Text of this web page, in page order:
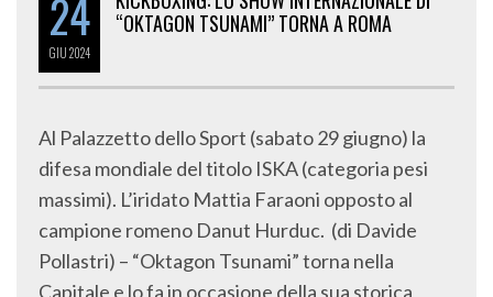
24
GIU2024
“OKTAGON TSUNAMI” TORNA A ROMA
Al Palazzetto dello Sport (sabato 29 giugno) la
difesa mondiale del titolo ISKA (categoria pesi
massimi). L’iridato Mattia Faraoni opposto al
campione romeno Danut Hurduc. (di Davide
Pollastri) – “Oktagon Tsunami” torna nella
Capitale e lo fa in occasione della sua storica